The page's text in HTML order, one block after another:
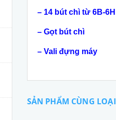
– 14 bút chì từ 6B-6H
– Gọt bút chì
– Vali đựng máy
SẢN PHẨM CÙNG LOẠI